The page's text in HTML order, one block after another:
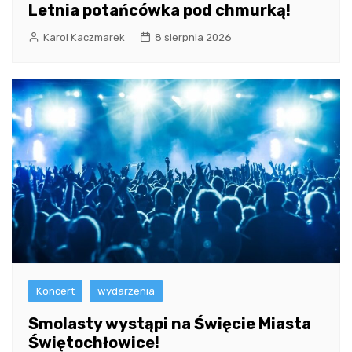
Letnia potańcówka pod chmurką!
Karol Kaczmarek 8 sierpnia 2026
Koncert wydarzenia
Smolasty wystąpi na Święcie Miasta
Świętochłowice!